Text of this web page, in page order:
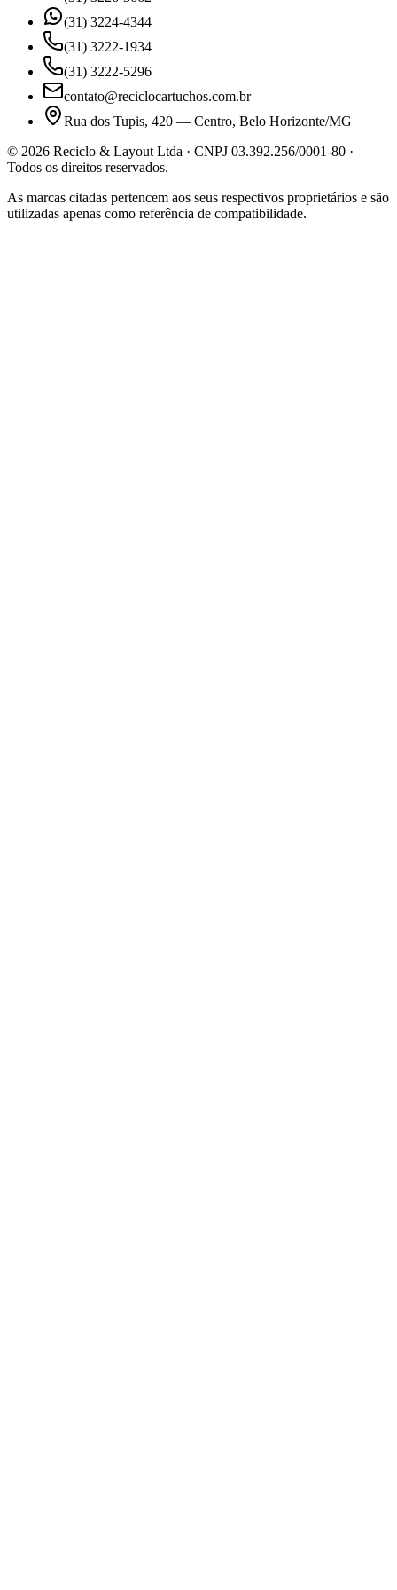
(31) 3224-4344
(31) 3222-1934
(31) 3222-5296
contato@reciclocartuchos.com.br
Rua dos Tupis, 420 — Centro, Belo Horizonte/MG
© 2026 Reciclo & Layout Ltda · CNPJ 03.392.256/0001-80 ·
Todos os direitos reservados.
As marcas citadas pertencem aos seus respectivos proprietários e são
utilizadas apenas como referência de compatibilidade.